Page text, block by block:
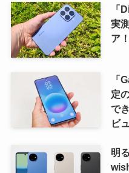
「
実
ア
「
定
で
ビ
明